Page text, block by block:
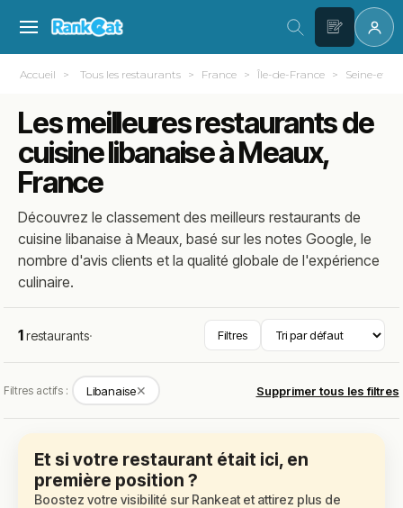
Accueil Tous les restaurants France Île-de-France Seine-et-
Les meilleures restaurants de
cuisine libanaise à Meaux,
France
Découvrez le classement des meilleurs restaurants de
cuisine libanaise à Meaux, basé sur les notes Google, le
nombre d'avis clients et la qualité globale de l'expérience
culinaire.
1restaurants· Filtres
Filtres actifs : Libanaise✕ Supprimer tous les filtres
Et si votre restaurant était ici, en
première position ?
Boostez votre visibilité sur Rankeat et attirez plus de